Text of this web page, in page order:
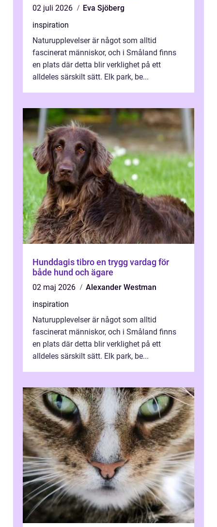
02 juli 2026
Eva Sjöberg
inspiration
Naturupplevelser är något som alltid
fascinerat människor, och i Småland finns
en plats där detta blir verklighet på ett
alldeles särskilt sätt. Elk park, be...
Hunddagis tibro en trygg vardag för
både hund och ägare
02 maj 2026
Alexander Westman
inspiration
Naturupplevelser är något som alltid
fascinerat människor, och i Småland finns
en plats där detta blir verklighet på ett
alldeles särskilt sätt. Elk park, be...